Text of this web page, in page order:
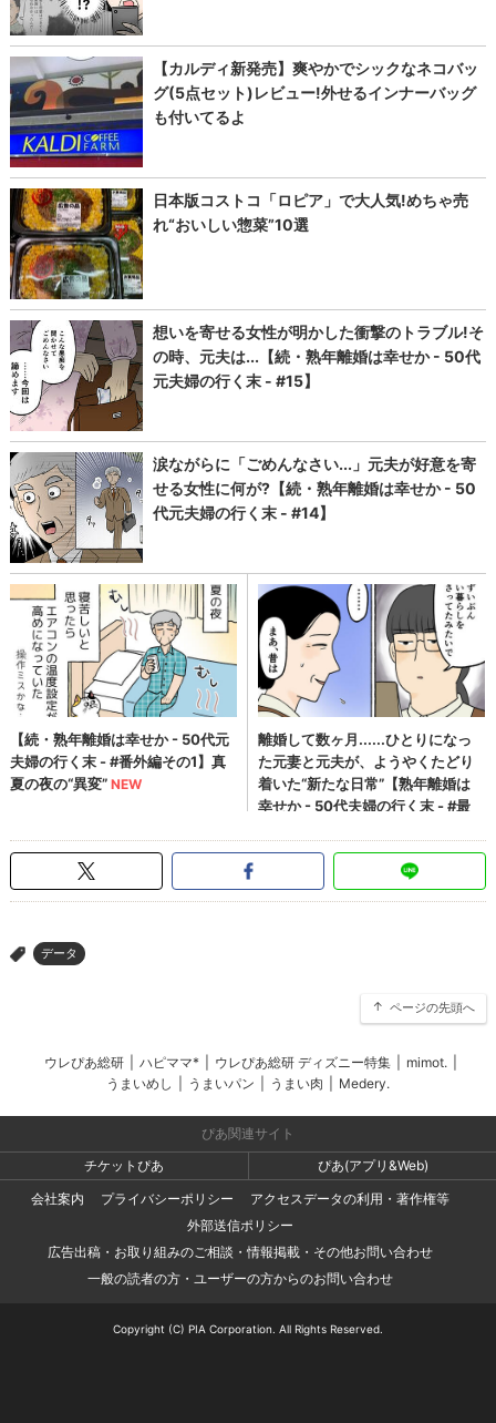
> データ
ページの先頭へ
ウレぴあ総研 ハピママ* ウレぴあ総研 ディズニー特集 mimot.
うまいめし
うまいパン うまい肉 Medery.
ぴあ関連サイト
チケットぴあ
ぴあ(アプリ&Web)
会社案内
プライバシーポリシー
アクセスデータの利用・著作権等
外部送信ポリシー
広告出稿・お取り組みのご相談・情報掲載・その他お問い合わせ
一般の読者の方・ユーザーの方からのお問い合わせ
Copyright (C) PIA Corporation. All Rights Reserved.